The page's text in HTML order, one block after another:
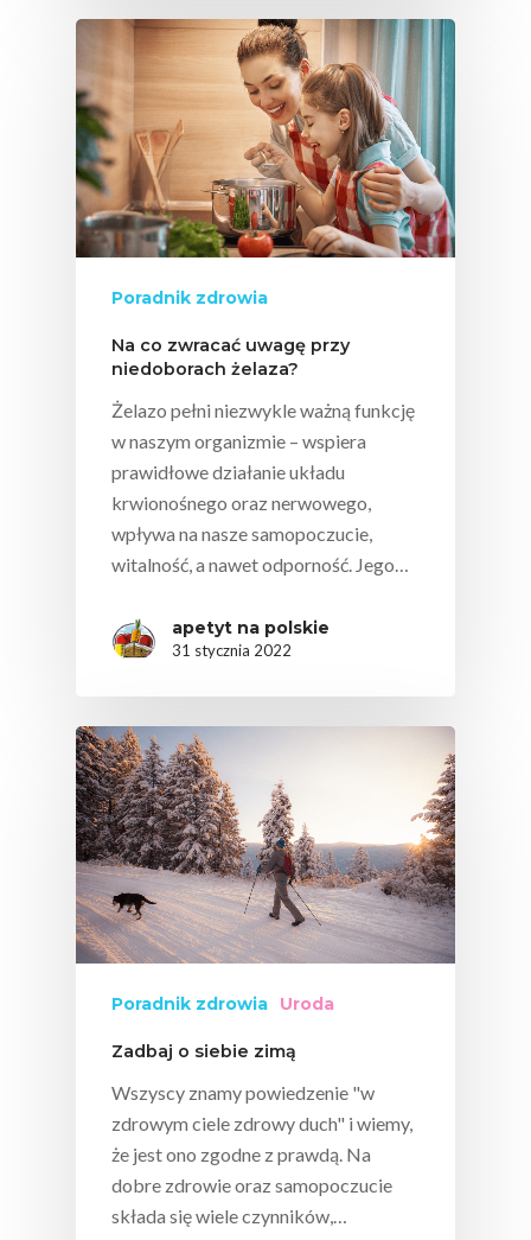
Poradnik zdrowia
Na co zwracać uwagę przy
niedoborach żelaza?
Żelazo pełni niezwykle ważną funkcję
w naszym organizmie – wspiera
prawidłowe działanie układu
krwionośnego oraz nerwowego,
wpływa na nasze samopoczucie,
witalność, a nawet odporność. Jego…
apetyt na polskie
31 stycznia 2022
Poradnik zdrowia Uroda
Zadbaj o siebie zimą
Wszyscy znamy powiedzenie "w
zdrowym ciele zdrowy duch" i wiemy,
że jest ono zgodne z prawdą. Na
dobre zdrowie oraz samopoczucie
składa się wiele czynników,…